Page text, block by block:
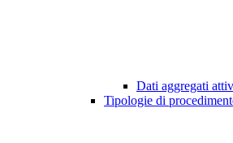
Dati aggregati
Tipologie di